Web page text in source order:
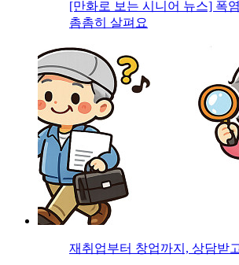
[만화로 보는 시니어 뉴스] 폭
촘촘히 살펴요
재취업부터 창업까지, 상담받